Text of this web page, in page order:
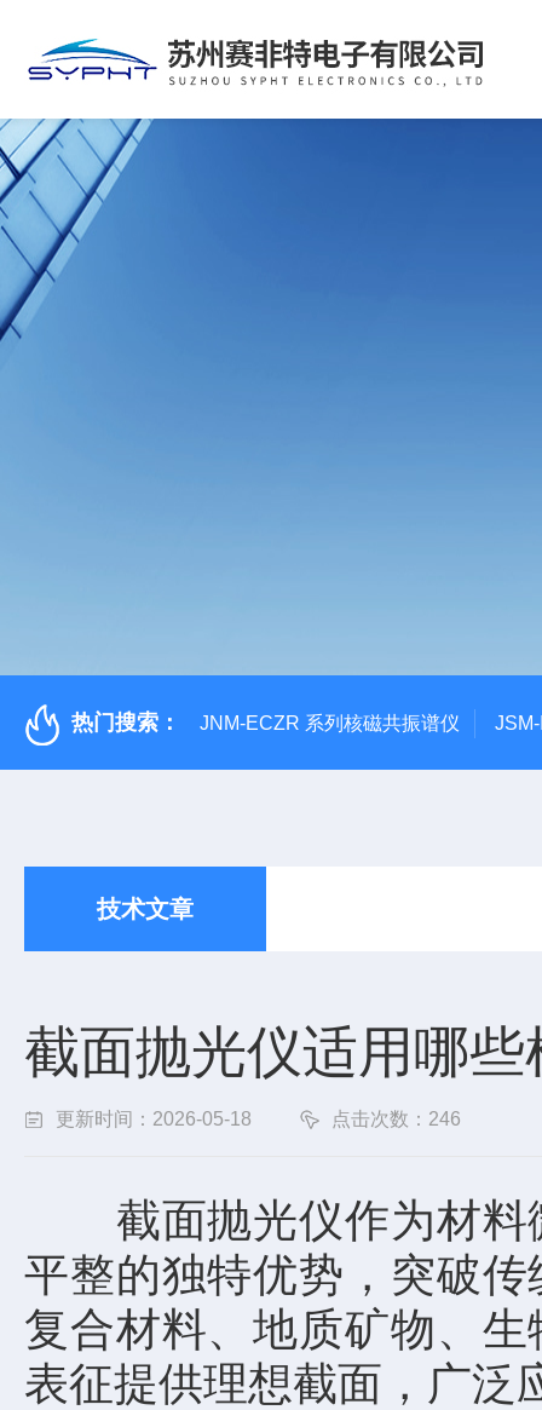
热门搜索： JNM-ECZR 系列核磁共振谱仪
技术文章
截面抛光仪适用哪些
更新时间：2026-05-18 点击次数：246
截面抛光仪作为材料
平整的独特优势，突破
复合材料、地质矿物、
表征提供理想截面，广泛